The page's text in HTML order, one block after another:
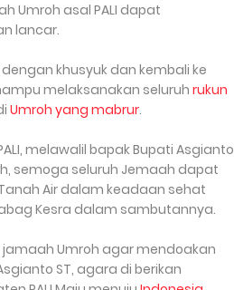
Umroh asal PALI dapat
lancar.
khusyuk dan kembali ke
melaksanakan seluruh rukun
Umroh yang mabrur.
melawalil bapak Bupati Asgianto
semoga seluruh Jemaah dapat
Air dalam keadaan sehat
Kesra dalam sambutannya.
Umroh agar mendoakan
ST, agara di berikan